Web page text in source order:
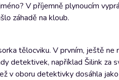
V příjemně plynoucím
záhadě na kloub.
tělocviku. V prvním, ještě ne
detektivek, například Šilink za
v oboru detektivky dosáhla jako